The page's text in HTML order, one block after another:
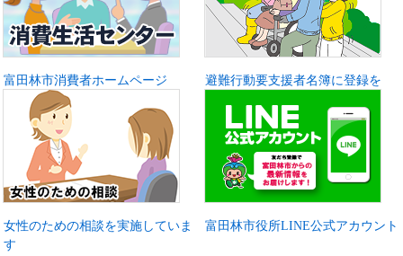
富田林市消費者ホームページ 避難行動要支援者名簿に登録を
女性のための相談を実施していま
す
富田林市役所LINE公式アカウント